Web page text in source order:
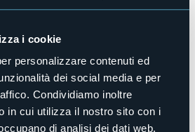
i cookie
personalizzare contenuti ed
dei social media e per
Condividiamo inoltre
in cui utilizza il nostro sito con i
di analisi dei dati web,